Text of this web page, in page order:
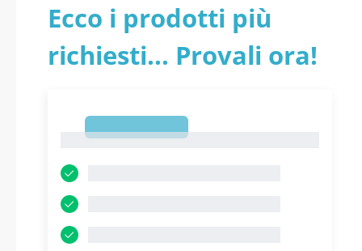
Ecco i prodotti più
richiesti... Provali ora!